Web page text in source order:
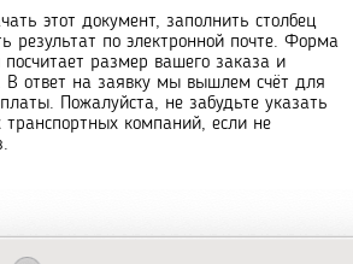
этот документ, заполнить столбец
результат по электронной почте. Форма
посчитает размер вашего заказа и
В ответ на заявку мы вышлем счёт для
Пожалуйста, не забудьте указать
транспортных компаний, если не